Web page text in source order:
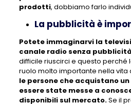
prodotti, dobbiamo farlo
La pubblicità è
Potete immaginarvi la
canale radio senza
difficile riuscirci e questo perché
ruolo molto importante nella vita
le persone che acquistano
essere state messe a
disponibili sul mercato.Se il